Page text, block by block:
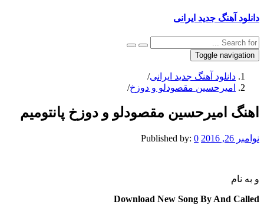
دانلود آهنگ جدید ایرانی
Toggle navigation
دانلود آهنگ جدید ایرانی/
امیرحسین مقصودلو و دوزخ/
اهنگ امیرحسین مقصودلو و دوزخ پانتومیم
نوامبر 26, 2016 Published by: 0
و به نام
Download New Song By And Called